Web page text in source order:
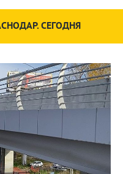
СЕГОДНЯ